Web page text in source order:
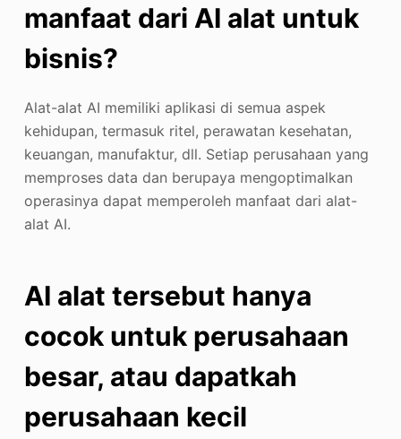
manfaat dari AI alat untuk
bisnis?
Alat-alat AI memiliki aplikasi di semua aspek
kehidupan, termasuk ritel, perawatan kesehatan,
keuangan, manufaktur, dll. Setiap perusahaan yang
memproses data dan berupaya mengoptimalkan
operasinya dapat memperoleh manfaat dari alat-
alat AI.
AI alat tersebut hanya
cocok untuk perusahaan
besar, atau dapatkah
perusahaan kecil